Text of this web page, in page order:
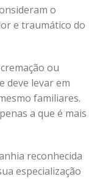
o
e traumático do
ou
deve levar em
familiares.
a que é mais
reconhecida
especialização